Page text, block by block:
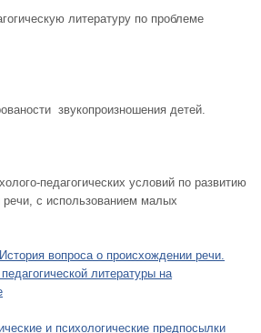
литературу по проблеме
звукопроизношения детей.
педагогических условий по развитию
с использованием малых
вопроса о происхождении речи.
литературы на
и психологические предпосылки